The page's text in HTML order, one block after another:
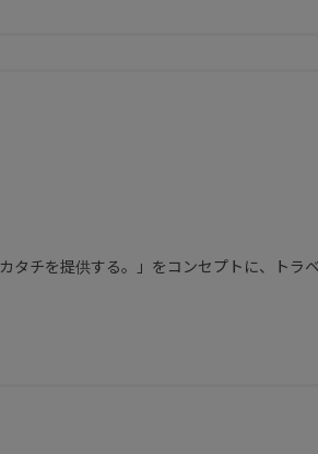
チを提供する。」をコンセプトに、ト